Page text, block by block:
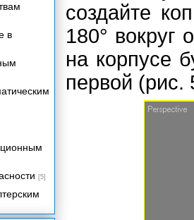
создайте
180° вокруг
на корпусе
первой (рис.
в
[5]